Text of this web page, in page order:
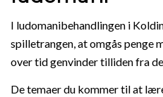
I ludomanibehandlingen i
spilletrangen, at omgås penge
over tid genvinder tilliden fra
De temaer du kommer til at